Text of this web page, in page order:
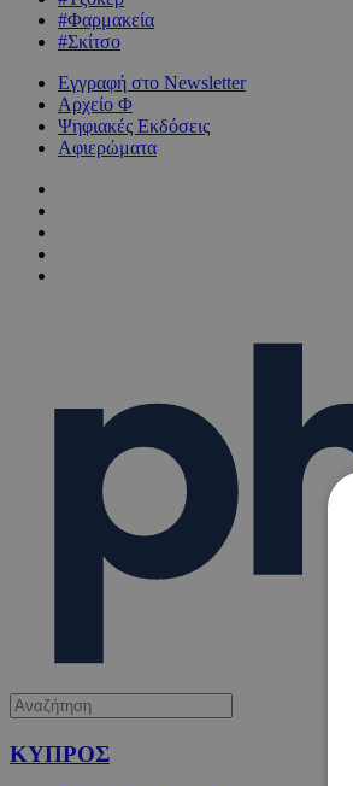
#Φαρμακεία
#Σκίτσο
Εγγραφή στο Newsletter
Αρχείο Φ
Ψηφιακές Εκδόσεις
Αφιερώματα
ΚΥΠΡΟΣ